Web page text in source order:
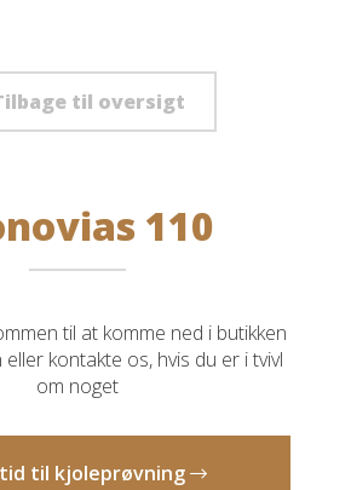
til oversigt
110
til at komme ned i butikken
kontakte os, hvis du er i tvivl
om noget
til kjoleprøvning